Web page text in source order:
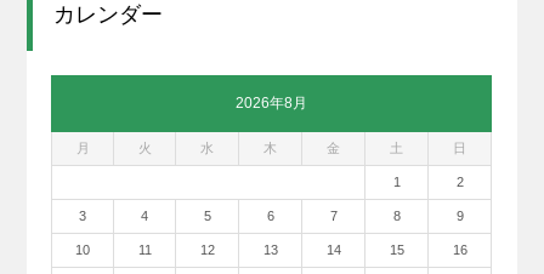
カレンダー
2026年8月
月 火 水 木 金 土 日
1 2
3 4 5 6 7 8 9
10 11 12 13 14 15 16